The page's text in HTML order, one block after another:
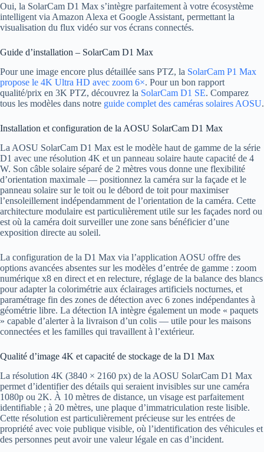
Oui, la SolarCam D1 Max s’intègre parfaitement à votre écosystème
intelligent via Amazon Alexa et Google Assistant, permettant la
visualisation du flux vidéo sur vos écrans connectés.
Guide d’installation – SolarCam D1 Max
Pour une image encore plus détaillée sans PTZ, la SolarCam P1 Max
propose le 4K Ultra HD avec zoom 6×. Pour un bon rapport
qualité/prix en 3K PTZ, découvrez la SolarCam D1 SE. Comparez
tous les modèles dans notre guide complet des caméras solaires AOSU.
Installation et configuration de la AOSU SolarCam D1 Max
La AOSU SolarCam D1 Max est le modèle haut de gamme de la série
D1 avec une résolution 4K et un panneau solaire haute capacité de 4
W. Son câble solaire séparé de 2 mètres vous donne une flexibilité
d’orientation maximale — positionnez la caméra sur la façade et le
panneau solaire sur le toit ou le débord de toit pour maximiser
l’ensoleillement indépendamment de l’orientation de la caméra. Cette
architecture modulaire est particulièrement utile sur les façades nord ou
est où la caméra doit surveiller une zone sans bénéficier d’une
exposition directe au soleil.
La configuration de la D1 Max via l’application AOSU offre des
options avancées absentes sur les modèles d’entrée de gamme : zoom
numérique x8 en direct et en relecture, réglage de la balance des blancs
pour adapter la colorimétrie aux éclairages artificiels nocturnes, et
paramétrage fin des zones de détection avec 6 zones indépendantes à
géométrie libre. La détection IA intègre également un mode « paquets
» capable d’alerter à la livraison d’un colis — utile pour les maisons
connectées et les familles qui travaillent à l’extérieur.
Qualité d’image 4K et capacité de stockage de la D1 Max
La résolution 4K (3840 × 2160 px) de la AOSU SolarCam D1 Max
permet d’identifier des détails qui seraient invisibles sur une caméra
1080p ou 2K. À 10 mètres de distance, un visage est parfaitement
identifiable ; à 20 mètres, une plaque d’immatriculation reste lisible.
Cette résolution est particulièrement précieuse sur les entrées de
propriété avec voie publique visible, où l’identification des véhicules et
des personnes peut avoir une valeur légale en cas d’incident.